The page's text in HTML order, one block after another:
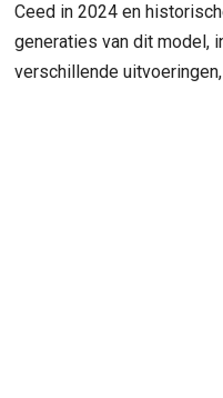
Ceed in 2024 en
generaties van dit model,
verschillende